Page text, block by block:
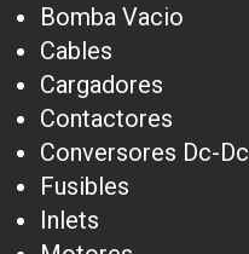
Bomba Vacio
Cables
Cargadores
Contactores
Conversores Dc-Dc
Fusibles
Inlets